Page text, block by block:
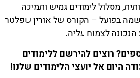
מסלול לימודים גמיש ותמיכה
בפועל – הקורס של אורין שפלטר
לצמוח עליה.
רוצים להירשם ללימודים
היום אל יועצי הלימודים שלנו!